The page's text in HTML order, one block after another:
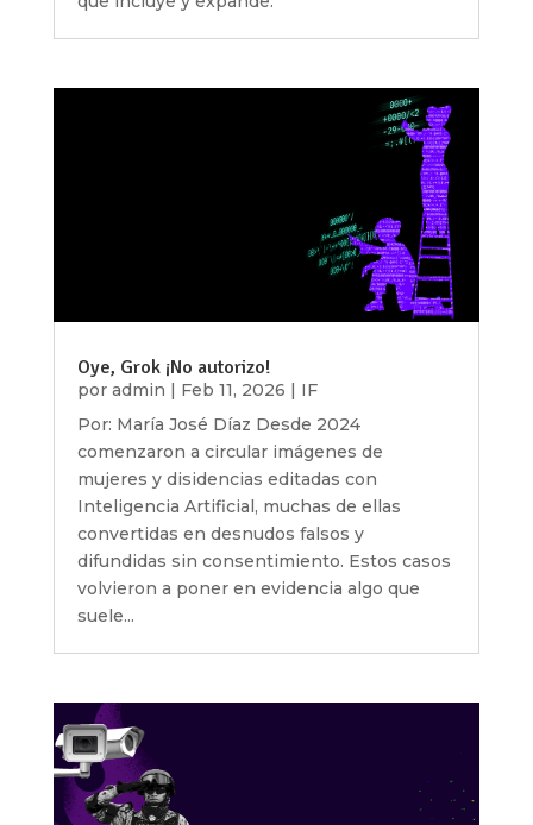
Oye, Grok ¡No autorizo!
por admin | Feb 11, 2026 | IF
Por: María José Díaz Desde 2024
comenzaron a circular imágenes de
mujeres y disidencias editadas con
Inteligencia Artificial, muchas de ellas
convertidas en desnudos falsos y
difundidas sin consentimiento. Estos casos
volvieron a poner en evidencia algo que
suele...